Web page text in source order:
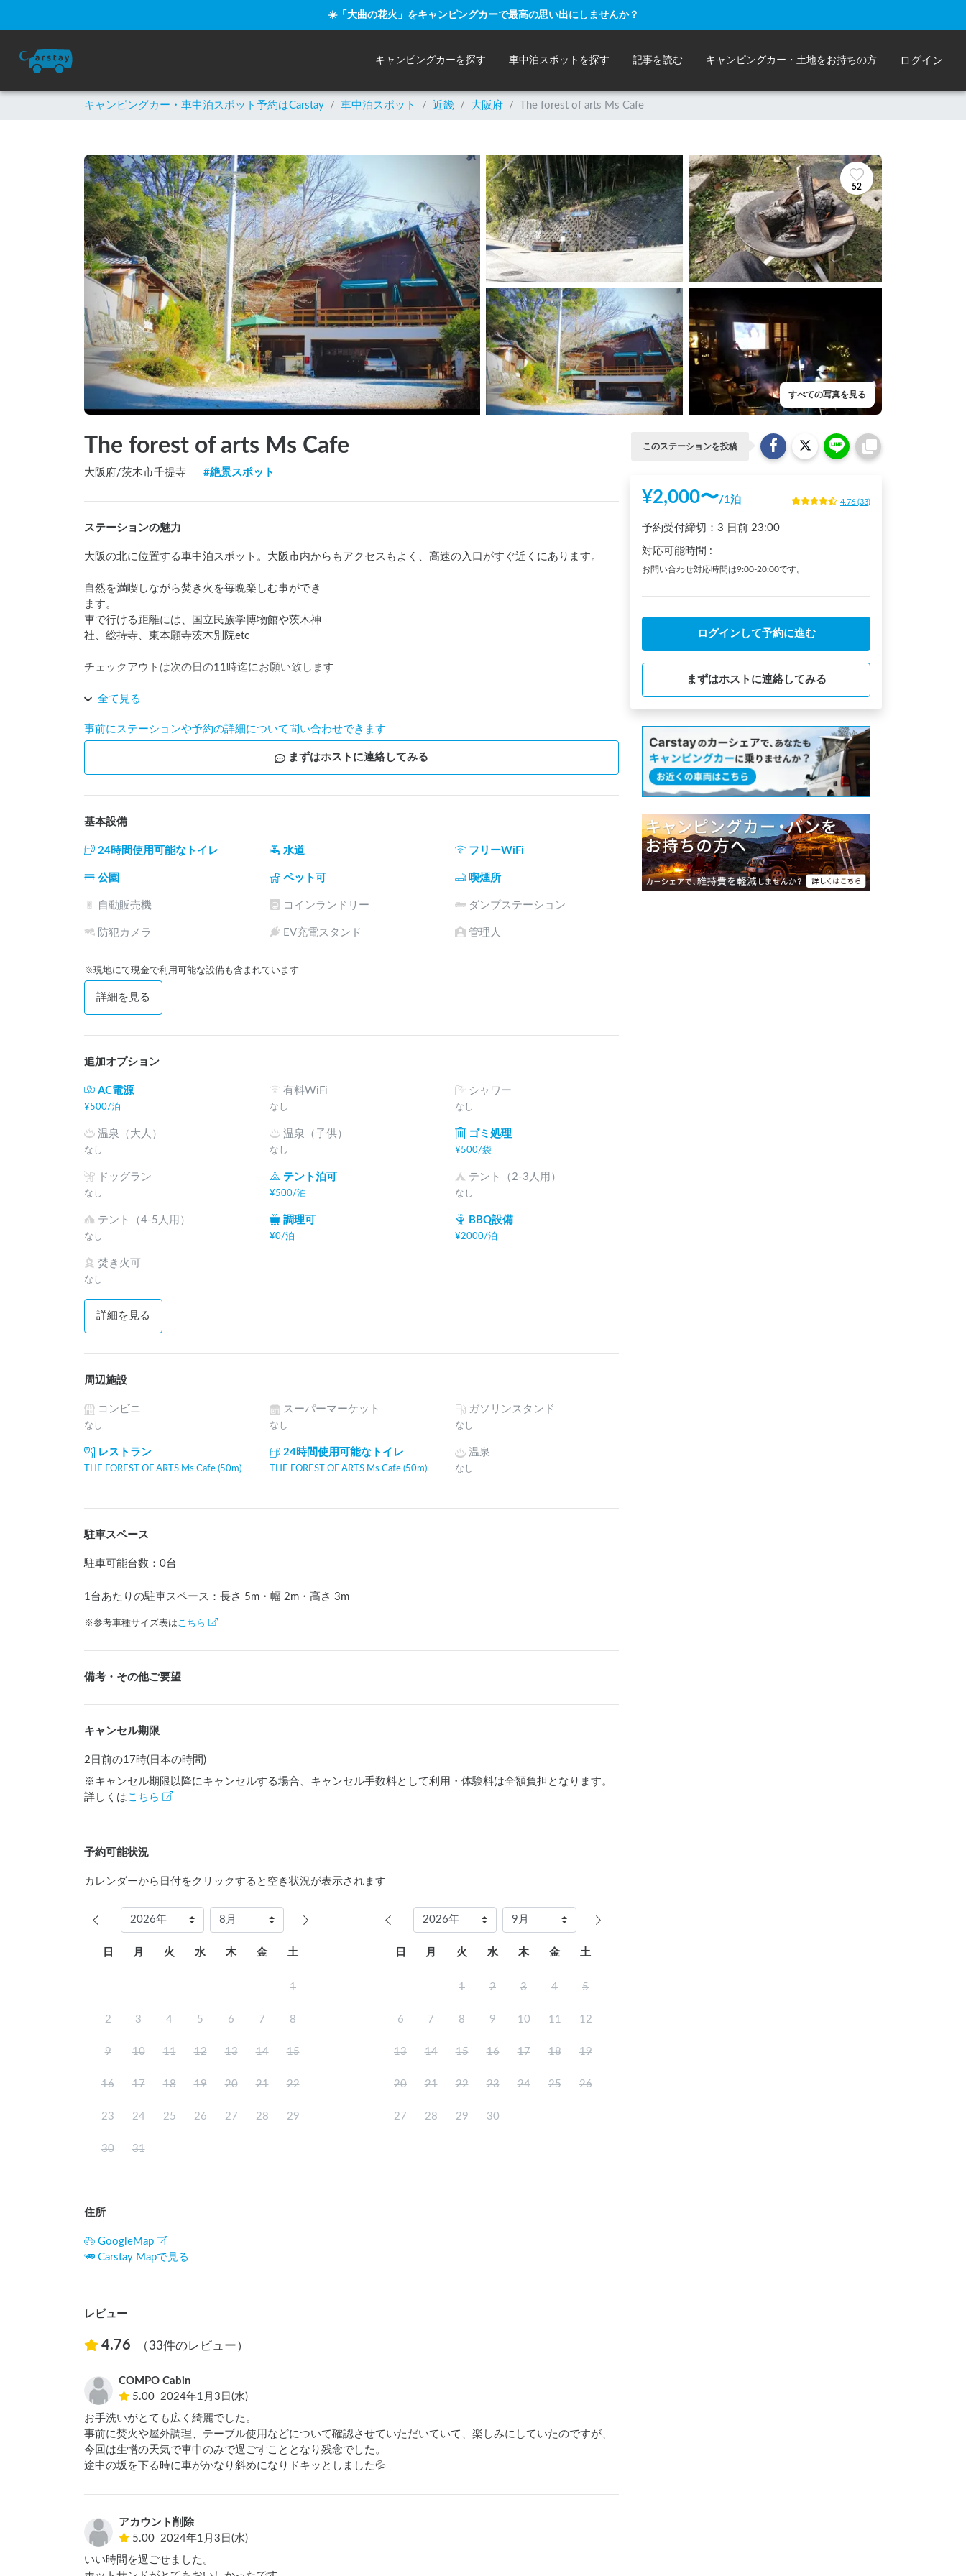
☀️「大曲の花火」をキャンピングカーで最高の思い出にしませんか？
キャンピングカーを探す 車中泊スポットを探す 記事を読む キャンピングカー・土地をお持ちの方 ログイン
キャンピングカー・車中泊スポット予約はCarstay / 車中泊スポット / 近畿 / 大阪府 / The forest of arts Ms Cafe
52
すべての写真を見る
The forest of arts Ms Cafe
大阪府/茨木市千提寺 #絶景スポット
ステーションの魅力
大阪の北に位置する車中泊スポット。大阪市内からもアクセスもよく、高速の入口がすぐ近くにあります。
自然を満喫しながら焚き火を毎晩楽しむ事ができ
ます。
車で行ける距離には、国立民族学博物館や茨木神
社、総持寺、東本願寺茨木別院etc
チェックアウトは次の日の11時迄にお願い致します
※駐車場迄に狭い箇所がございますので車幅2mを超えるお車でのお越しはご遠慮ください
全て見る
事前にステーションや予約の詳細について問い合わせできます
まずはホストに連絡してみる
基本設備
24時間使用可能なトイレ 水道 フリーWiFi
公園 ペット可 喫煙所
自動販売機 コインランドリー ダンプステーション
防犯カメラ EV充電スタンド 管理人
※現地にて現金で利用可能な設備も含まれています
詳細を見る
追加オプション
AC電源
¥500/泊
有料WiFi
なし
シャワー
なし
温泉（大人）
なし
温泉（子供）
なし
ゴミ処理
¥500/袋
ドッグラン
なし
テント泊可
¥500/泊
テント（2-3人用）
なし
テント（4-5人用）
なし
調理可
¥0/泊
BBQ設備
¥2000/泊
焚き火可
なし
詳細を見る
周辺施設
コンビニ
なし
スーパーマーケット
なし
ガソリンスタンド
なし
レストラン
THE FOREST OF ARTS Ms Cafe (50m)
24時間使用可能なトイレ
THE FOREST OF ARTS Ms Cafe (50m)
温泉
なし
駐車スペース
駐車可能台数 ： 0台
1台あたりの駐車スペース：長さ 5m ・幅 2m ・高さ 3m
※参考車種サイズ表はこちら
備考・その他ご要望
キャンセル期限
2日前の17時(日本の時間)
※キャンセル期限以降にキャンセルする場合、キャンセル手数料として利用・体験料は全額負担となります。
詳しくは こちら
予約可能状況
カレンダーから日付をクリックすると空き状況が表示されます
日 月 火 水 木 金 土
1
2 3 4 5 6 7 8
9 10 11 12 13 14 15
16 17 18 19 20 21 22
23 24 25 26 27 28 29
30 31
日 月 火 水 木 金 土
1 2 3 4 5
6 7 8 9 10 11 12
13 14 15 16 17 18 19
20 21 22 23 24 25 26
27 28 29 30
住所
GoogleMap
Carstay Mapで見る
レビュー
4.76 （33件のレビュー）
COMPO Cabin
5.00 2024年1月3日(水)
お手洗いがとても広く綺麗でした。
事前に焚火や屋外調理、テーブル使用などについて確認させていただいていて、楽しみにしていたのですが、
今回は生憎の天気で車中のみで過ごすこととなり残念でした。
途中の坂を下る時に車がかなり斜めになりドキッとしました💦
アカウント削除
5.00 2024年1月3日(水)
いい時間を過ごせました。
このステーションを投稿
¥2,000〜/1泊 4.76 (33)
予約受付締切： 3 日前 23:00
対応可能時間 :
お問い合わせ対応時間は9:00-20:00です。
ログインして予約に進む
まずはホストに連絡してみる